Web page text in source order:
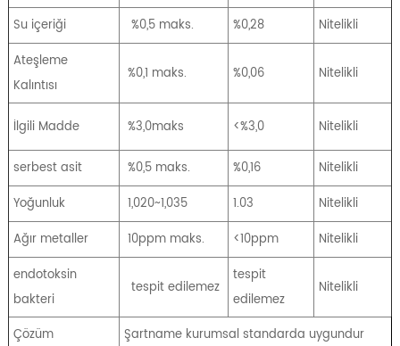
Su içeriği
%0,5 maks. %0,28
Nitelikli
Ateşleme
Kalıntısı
%0,1 maks. %0,06 Nitelikli
İlgili Madde %3,0maks <%3,0 Nitelikli
serbest asit %0,5 maks. %0,16
Nitelikli
Yoğunluk
1,020~1,035 1.03
Nitelikli
Ağır metaller
10ppm maks. <10ppm
Nitelikli
endotoksin
bakteri
tespit edilemez
tespit
edilemez
Nitelikli
Çözüm Şartname kurumsal standarda uygundur